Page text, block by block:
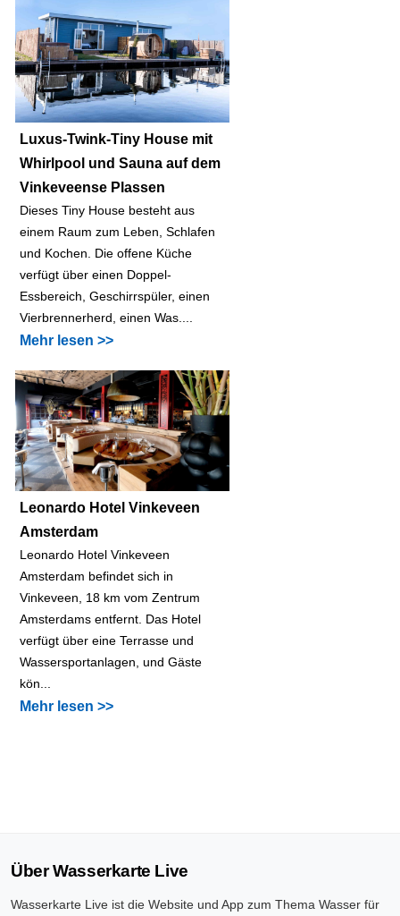
Luxus-Twink-Tiny House mit
Whirlpool und Sauna auf dem
Vinkeveense Plassen
Dieses Tiny House besteht aus
einem Raum zum Leben, Schlafen
und Kochen. Die offene Küche
verfügt über einen Doppel-
Essbereich, Geschirrspüler, einen
Vierbrennerherd, einen Was....
Mehr lesen >>
Leonardo Hotel Vinkeveen
Amsterdam
Leonardo Hotel Vinkeveen
Amsterdam befindet sich in
Vinkeveen, 18 km vom Zentrum
Amsterdams entfernt. Das Hotel
verfügt über eine Terrasse und
Wassersportanlagen, und Gäste
kön...
Mehr lesen >>
Über Wasserkarte Live
Wasserkarte Live ist die Website und App zum Thema Wasser für